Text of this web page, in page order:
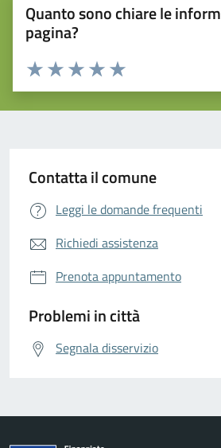
Quanto sono chiare le
pagina?
Valuta da 1 a 5 stelle la pagina
Valuta 5 stelle su 5
Valuta 4 stelle su 5
Valuta 3 stelle su 5
Valuta 2 stelle su 5
Valuta 1 stelle su 5
Contatta il comune
Leggi le domande frequenti
Richiedi assistenza
Prenota appuntamento
Problemi in città
Segnala disservizio